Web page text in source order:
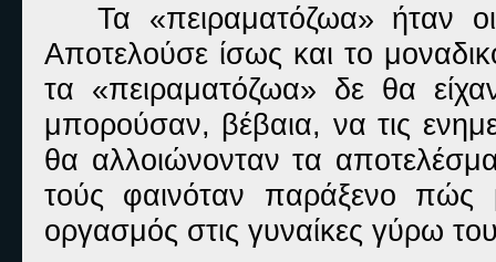
Τα «πειραματόζωα» ήταν
Αποτελούσε ίσως και το
τα «πειραματόζωα» δε θα
μπορούσαν, βέβαια, να τις
θα αλλοιώνονταν τα
τούς φαινόταν παράξενο πώς
οργασμός στις γυναίκες γύρω